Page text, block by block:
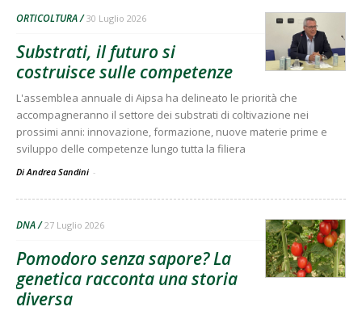
ORTICOLTURA 30 Luglio 2026
Substrati, il futuro si
costruisce sulle competenze
L'assemblea annuale di Aipsa ha delineato le priorità che
accompagneranno il settore dei substrati di coltivazione nei
prossimi anni: innovazione, formazione, nuove materie prime e
sviluppo delle competenze lungo tutta la filiera
Di Andrea Sandini -
DNA 27 Luglio 2026
Pomodoro senza sapore? La
genetica racconta una storia
diversa